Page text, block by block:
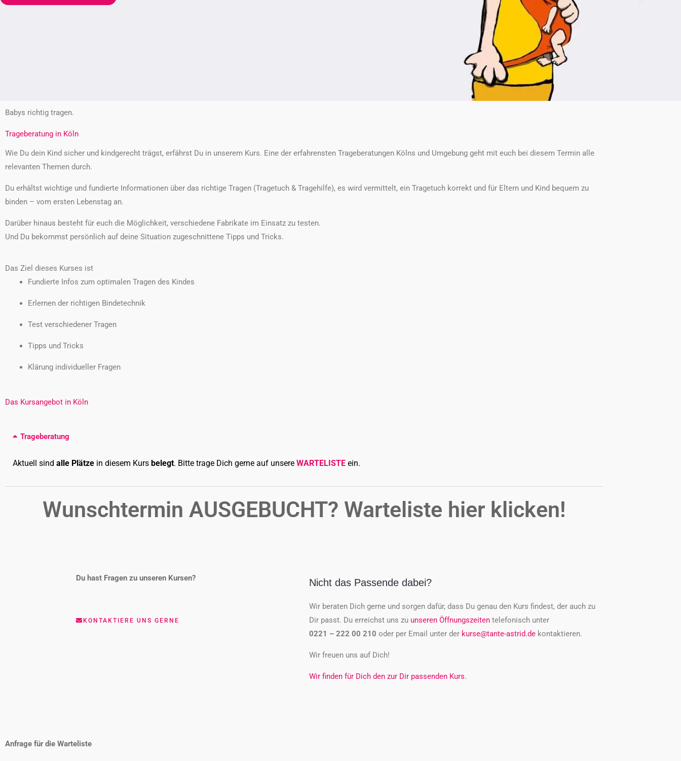
Babys richtig tragen.
Trageberatung in Köln
Wie Du dein Kind sicher und kindgerecht trägst, erfährst Du in unserem Kurs. Eine der erfahrensten Trageberatungen Kölns und Umgebung geht mit euch bei diesem Termin alle
relevanten Themen durch.
Du erhältst wichtige und fundierte Informationen über das richtige Tragen (Tragetuch & Tragehilfe), es wird vermittelt, ein Tragetuch korrekt und für Eltern und Kind bequem zu
binden – vom ersten Lebenstag an.
Darüber hinaus besteht für euch die Möglichkeit, verschiedene Fabrikate im Einsatz zu testen.
Und Du bekommst persönlich auf deine Situation zugeschnittene Tipps und Tricks.
Das Ziel dieses Kurses ist
Fundierte Infos zum optimalen Tragen des Kindes
Erlernen der richtigen Bindetechnik
Test verschiedener Tragen
Tipps und Tricks
Klärung individueller Fragen
Das Kursangebot in Köln
Trageberatung
Aktuell sind alle Plätze in diesem Kurs belegt. Bitte trage Dich gerne auf unsere WARTELISTE ein.
Wunschtermin AUSGEBUCHT? Warteliste hier klicken!
Du hast Fragen zu unseren Kursen?
KONTAKTIERE UNS GERNE
Nicht das Passende dabei?
Wir beraten Dich gerne und sorgen dafür, dass Du genau den Kurs findest, der auch zu
Dir passt. Du erreichst uns zu unseren Öffnungszeiten telefonisch unter
0221 – 222 00 210 oder per Email unter der kurse@tante-astrid.de kontaktieren.
Wir freuen uns auf Dich!
Wir finden für Dich den zur Dir passenden Kurs.
Anfrage für die Warteliste